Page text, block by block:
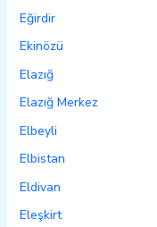
Eğirdir
Ekinözü
Elazığ
Elazığ Merkez
Elbeyli
Elbistan
Eldivan
Eleşkirt